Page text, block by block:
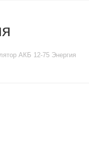
АКБ 12-75 Энергия